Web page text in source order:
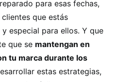
para esas fechas,
que estás
especial para ellos. Y que
que se mantengan en
tu marca durante los
estas estrategias,